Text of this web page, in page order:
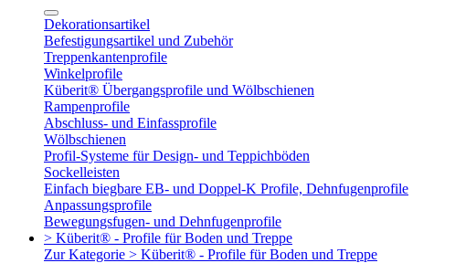
Dekorationsartikel
Befestigungsartikel und Zubehör
Treppenkantenprofile
Winkelprofile
Küberit® Übergangsprofile und Wölbschienen
Rampenprofile
Abschluss- und Einfassprofile
Wölbschienen
Profil-Systeme für Design- und Teppichböden
Sockelleisten
Einfach biegbare EB- und Doppel-K Profile, Dehnfugenprofile
Anpassungsprofile
Bewegungsfugen- und Dehnfugenprofile
> Küberit® - Profile für Boden und Treppe
Zur Kategorie > Küberit® - Profile für Boden und Treppe